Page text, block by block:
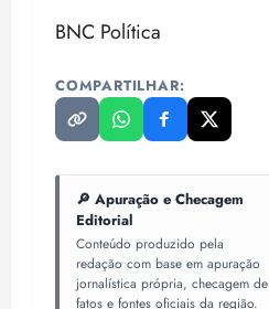
BNC Política
COMPARTILHAR:
🔎 Apuração e Checagem
Editorial
Conteúdo produzido pela
redação com base em apuração
jornalística própria, checagem de
fatos e fontes oficiais da região.